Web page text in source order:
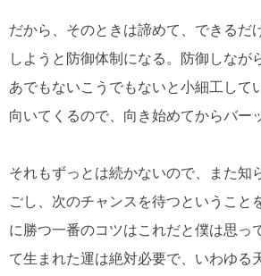
だから、そのときは諦めて、できるだ
しようと防御体制になる。防御しなが
あでもないこうでもないと小細工して
向いてくるので、向き始めてからバー
それもずっとは続かないので、また知
ごし、次のチャンスを待つということ
に勝つ一番のコツはこれだと僕は思っ
て生まれた運は絶対必要で、いわゆる